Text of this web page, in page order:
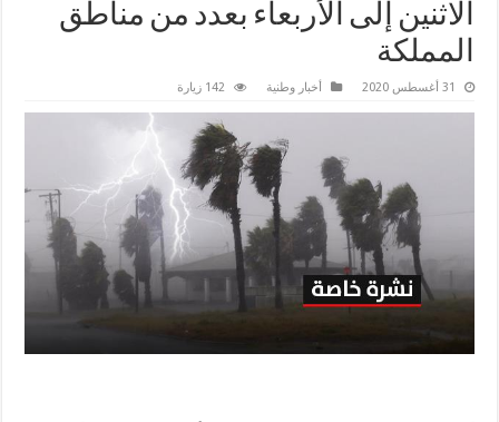
الاثنين إلى الأربعاء بعدد من مناطق
المملكة
31 أغسطس 2020 أخبار وطنية 142 زيارة